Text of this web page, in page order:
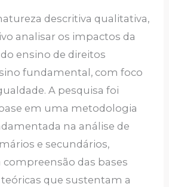
descritiva qualitativa,
analisar os impactos da
ensino de direitos
fundamental, com foco
A pesquisa foi
em uma metodologia
na análise de
e secundários,
compreensão das bases
teóricas que sustentam a